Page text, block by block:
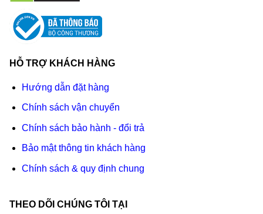
HỖ TRỢ KHÁCH HÀNG
Hướng dẫn đặt hàng
Chính sách vận chuyển
Chính sách bảo hành - đổi trả
Bảo mật thông tin khách hàng
Chính sách & quy định chung
THEO DÕI CHÚNG TÔI TẠI